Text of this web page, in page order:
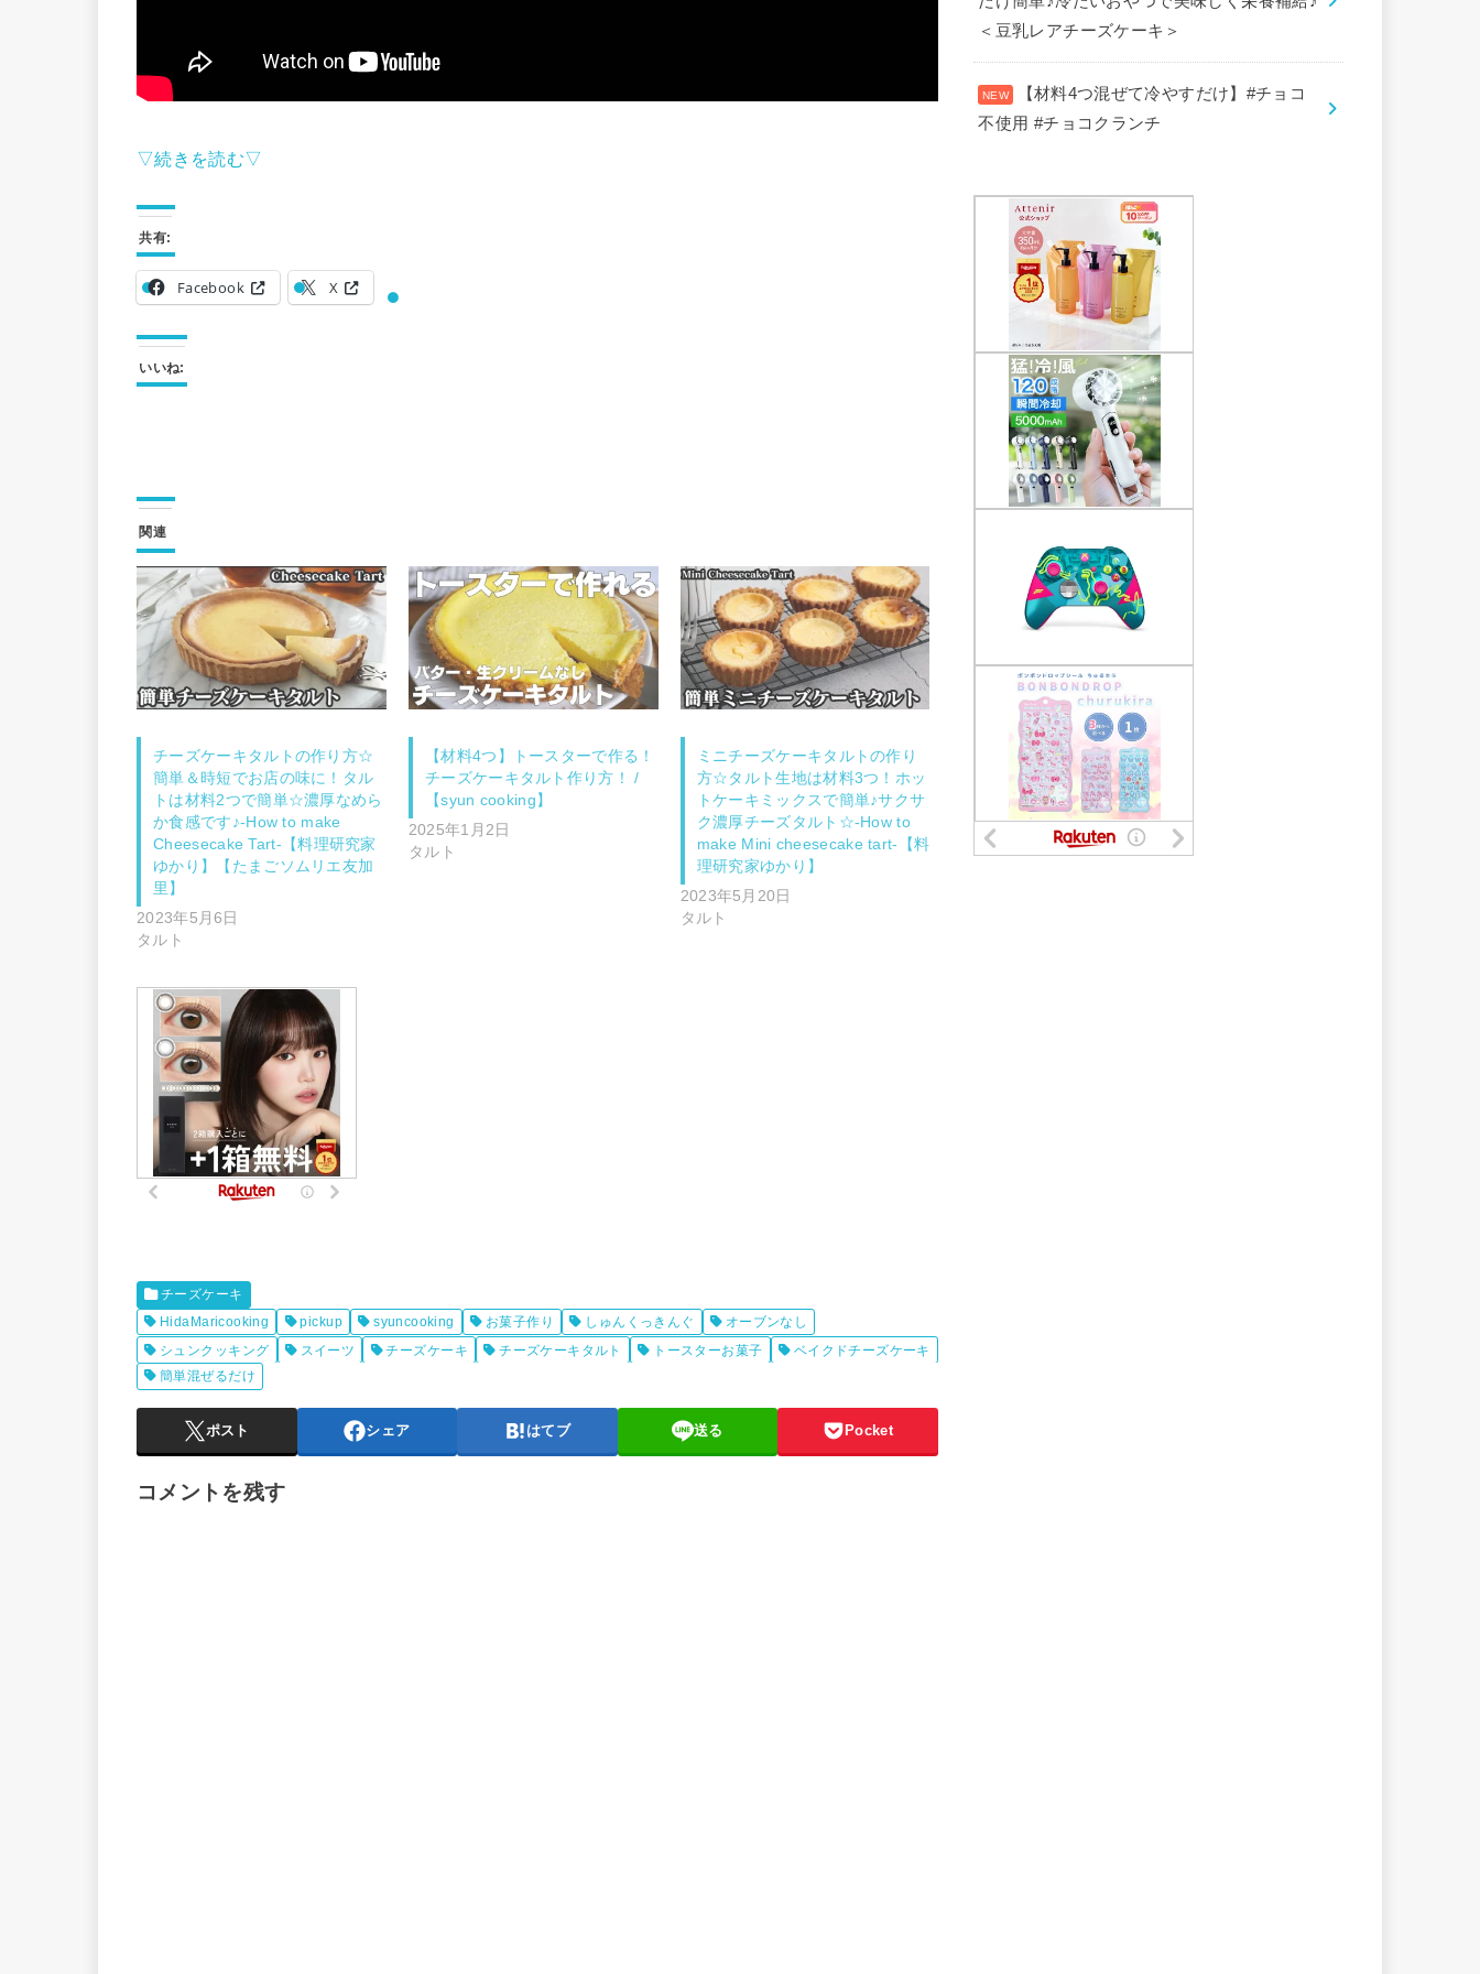
▽続きを読む▽
共有:
Facebook X
いいね:
関連
チーズケーキタルトの作り方☆
簡単＆時短でお店の味に！タル
トは材料2つで簡単☆濃厚なめら
か食感です♪-How to make
Cheesecake Tart-【料理研究家
ゆかり】【たまごソムリエ友加
里】
2023年5月6日
タルト
【材料4つ】トースターで作る！
チーズケーキタルト作り方！ /
【syun cooking】
2025年1月2日
タルト
ミニチーズケーキタルトの作り
方☆タルト生地は材料3つ！ホッ
トケーキミックスで簡単♪サクサ
ク濃厚チーズタルト☆-How to
make Mini cheesecake tart-【料
理研究家ゆかり】
2023年5月20日
タルト
チーズケーキ
HidaMaricooking
pickup syuncooking お菓子作り しゅんくっきんぐ
オーブンなし
シュンクッキング
スイーツ チーズケーキ チーズケーキタルト トースターお菓子
ベイクドチーズケーキ
簡単混ぜるだけ
ポスト シェア はてブ 送る Pocket
コメントを残す
＜豆乳レアチーズケーキ＞
【材料4つ混ぜて冷やすだけ】#チョコ
不使用 #チョコクランチ